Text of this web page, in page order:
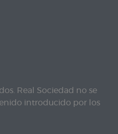
Real Sociedad no se
introducido por los